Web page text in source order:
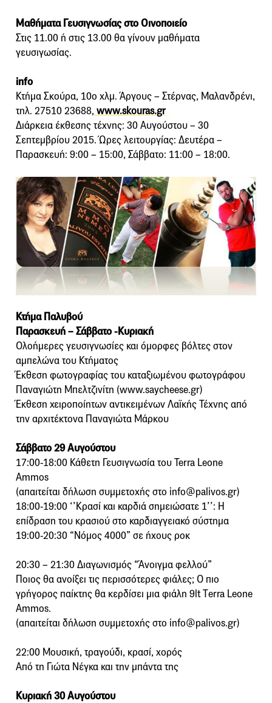
Μαθήματα Γευσιγνωσίας στο Οινοποιείο
Στις 11.00 ή στις 13.00 θα γίνουν μαθήματα
γευσιγωσίας.
info
Κτήμα Σκούρα, 10ο χλμ. Άργους – Στέρνας, Μαλανδρένι,
τηλ. 27510 23688, www.skouras.gr
Διάρκεια έκθεσης τέχνης: 30 Aυγούστου – 30
Σεπτεμβρίου 2015. Ώρες λειτουργίας: Δευτέρα –
Παρασκευή: 9:00 – 15:00, Σάββατο: 11:00 – 18:00.
Κτήμα Παλυβού
Παρασκευή – Σάββατο -Κυριακή
Ολοήμερες γευσιγνωσίες και όμορφες βόλτες στον
αμπελώνα του Κτήματος
Έκθεση φωτογραφίας του καταξιωμένου φωτογράφου
Παναγιώτη Μπελτζινίτη (www.saycheese.gr)
Έκθεση χειροποίητων αντικειμένων Λαϊκής Τέχνης από
την αρχιτέκτονα Παναγιώτα Μάρκου
Σάββατο 29 Αυγούστου
17:00-18:00 Κάθετη Γευσιγνωσία του Terra Leone
Ammos
(απαιτείται δήλωση συμμετοχής στο info@palivos.gr)
18:00-19:00 ‘’Κρασί και καρδιά σημειώσατε 1’’: Η
επίδραση του κρασιού στο καρδιαγγειακό σύστημα
19:00-20:30 “Νόμος 4000” σε ήχους ροκ
20:30 – 21:30 Διαγωνισμός “Άνοιγμα φελλού”
Ποιος θα ανοίξει τις περισσότερες φιάλες; Ο πιο
γρήγορος παίκτης θα κερδίσει μια φιάλη 9lt Τerra Leone
Ammos.
(απαιτείται δήλωση συμμετοχής στο info@palivos.gr)
22:00 Μουσική, τραγούδι, κρασί, χορός
Από τη Γιώτα Νέγκα και την μπάντα της
Κυριακή 30 Αυγούστου